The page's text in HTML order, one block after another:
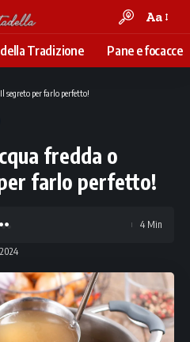
Font
Resizer
Aa
Tradizione Pane e focacce
segreto per farlo perfetto!
fredda o
farlo perfetto!
4 Min